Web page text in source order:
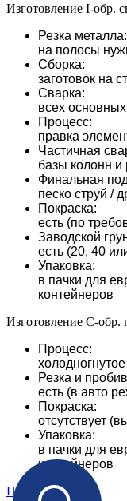
Изготовление I-обр.
Резка металла:
на полосы
Сборка:
заготовок на
Сварка:
всех
Процесс:
правка
Частичная
базы колонн и
Финальная
песко струй /
Покраска:
есть (по
Заводской
есть (20, 40
Упаковка:
в пачки для
контейнеров
Изготовление С-обр.
Процесс:
Резка и
есть (в авто
Покраска:
отсутствует
Упаковка:
в пачки для
контейнеров
Показать ещё